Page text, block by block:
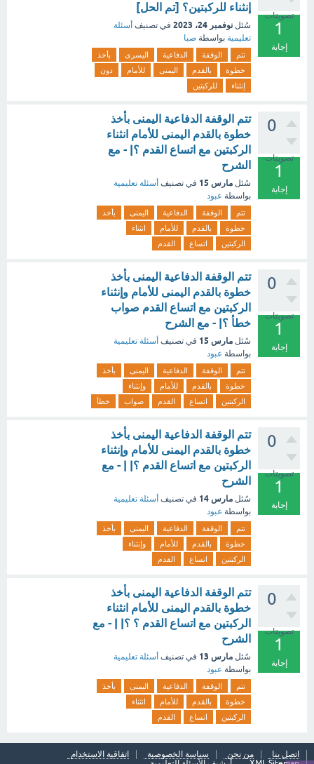
تصويتات
1
إجابة
إنثناء للركبتين؟ [تم الحل]
سُئل نوفمبر 24، 2023 في تصنيف أسئلة
تعليمية بواسطة صبا
تتم الوقفة الدفاعية اليسرى
بأخذ
خطوة
بالقدم اليمنى للأمام
دون
إنثناء
للركبتين
0
تصويتات
1
إجابة
تتم الوقفة الدفاعية اليمنى بأخذ
خطوة بالقدم اليمنى للأمام انثناء
الركبتين مع اتساع القدم ؟| - مع
الشرح
سُئل مارس 15 في تصنيف أسئلة تعليمية
بواسطة عبود
تتم الوقفة الدفاعية اليمنى
بأخذ
خطوة
بالقدم للأمام
انثناء
الركبتين
اتساع القدم
0
تصويتات
1
إجابة
تتم الوقفة الدفاعية اليمنى بأخذ
خطوة بالقدم اليمنى للأمام وإنثناء
الركبتين مع اتساع القدم صواب
خطأ ؟| - مع الشرح
سُئل مارس 15 في تصنيف أسئلة تعليمية
بواسطة عبود
تتم الوقفة الدفاعية اليمنى
بأخذ
خطوة
بالقدم للأمام
وإنثناء
الركبتين
اتساع القدم صواب خطأ
0
تصويتات
1
إجابة
تتم الوقفة الدفاعية اليمنى بأخذ
خطوة بالقدم اليمنى للأمام وإنثناء
الركبتين مع اتساع القدم ؟| | - مع
الشرح
سُئل مارس 14 في تصنيف أسئلة تعليمية
بواسطة عبود
تتم الوقفة الدفاعية اليمنى
بأخذ
خطوة
بالقدم للأمام
وإنثناء
الركبتين
اتساع القدم
0
تصويتات
1
إجابة
تتم الوقفة الدفاعية اليمنى بأخذ
خطوة بالقدم اليمنى للأمام انثناء
الركبتين مع اتساع القدم ؟ ؟| | - مع
الشرح
سُئل مارس 13 في تصنيف أسئلة تعليمية
بواسطة عبود
تتم الوقفة الدفاعية اليمنى
بأخذ
خطوة
بالقدم للأمام
انثناء
الركبتين
اتساع القدم
اتصل بنا من نحن سياسة الخصوصية
اتفاقية الاستخدام